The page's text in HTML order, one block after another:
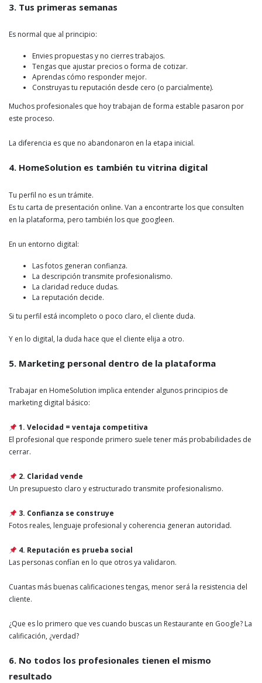
3. Tus primeras semanas
Es normal que al principio:
Envies propuestas y no cierres trabajos.
Tengas que ajustar precios o forma de cotizar.
Aprendas cómo responder mejor.
Construyas tu reputación desde cero (o parcialmente).
Muchos profesionales que hoy trabajan de forma estable pasaron por
este proceso.
La diferencia es que no abandonaron en la etapa inicial.
4. HomeSolution es también tu vitrina digital
Tu perfil no es un trámite.
Es tu carta de presentación online. Van a encontrarte los que consulten
en la plataforma, pero también los que googleen.
En un entorno digital:
Las fotos generan confianza.
La descripción transmite profesionalismo.
La claridad reduce dudas.
La reputación decide.
Si tu perfil está incompleto o poco claro, el cliente duda.
Y en lo digital, la duda hace que el cliente elija a otro.
5. Marketing personal dentro de la plataforma
Trabajar en HomeSolution implica entender algunos principios de
marketing digital básico:
1. Velocidad = ventaja competitiva
El profesional que responde primero suele tener más probabilidades de
cerrar.
2. Claridad vende
Un presupuesto claro y estructurado transmite profesionalismo.
3. Confianza se construye
Fotos reales, lenguaje profesional y coherencia generan autoridad.
4. Reputación es prueba social
Las personas confían en lo que otros ya validaron.
Cuantas más buenas calificaciones tengas, menor será la resistencia del
cliente.
¿Que es lo primero que ves cuando buscas un Restaurante en Google? La
calificación, ¿verdad?
6. No todos los profesionales tienen el mismo
resultado